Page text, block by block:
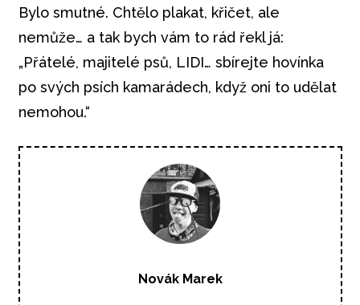
Bylo smutné. Chtělo plakat, křičet, ale
nemůže… a tak bych vám to rád řekl já:
„Přátelé, majitelé psů, LIDI… sbírejte hovínka
po svých psích kamarádech, když oni to udělat
nemohou.“
Novák Marek